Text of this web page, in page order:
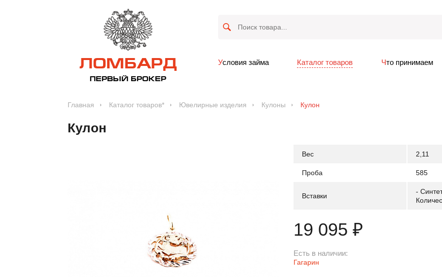
ЛОМБАРД
ПЕРВЫЙ БРОКЕР
Условия займа Каталог товаров Что принимаем
Главная Каталог товаров* Ювелирные изделия Кулоны Кулон
Кулон
Вес 2,11
Проба 585
Вставки
-
19 095₽
Есть в наличии:
Гагарин